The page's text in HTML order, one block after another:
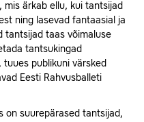
mis ärkab ellu, kui tantsijad
ning lasevad fantaasial ja
tantsijad taas võimaluse
tantsukingad
publikuni värsked
Eesti Rahvusballeti
on suurepärased tantsijad,